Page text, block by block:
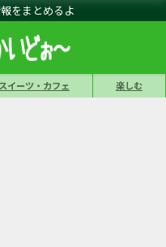
をまとめるよ
スイーツ・カフェ 楽しむ